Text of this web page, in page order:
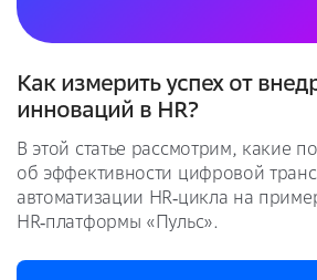
Как измерить успех от
инноваций в HR?
В этой статье рассмотрим, какие
об эффективности цифровой
автоматизации HR‑цикла на
HR‑платформы «Пульс».